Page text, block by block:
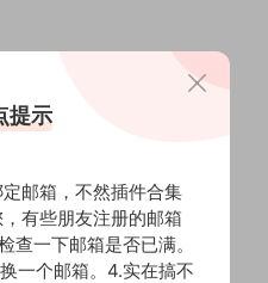
频素材各种插件等）
提示
邮箱，不然插件合集
有些朋友注册的邮箱
查一下邮箱是否已满。
一个邮箱。4.实在搞不